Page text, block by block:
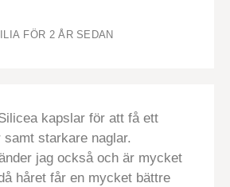
FÖR 2 ÅR SEDAN
kapslar för att få ett
samt starkare naglar.
jag också och är mycket
håret får en mycket bättre